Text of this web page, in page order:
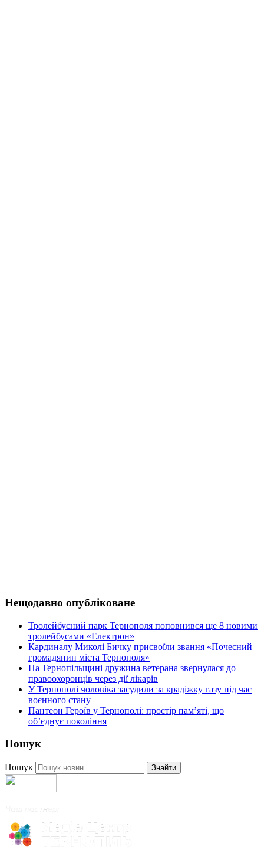
Нещодавно опубліковане
Тролейбусний парк Тернополя поповнився ще 8 новими
тролейбусами «Електрон»
Кардиналу Миколі Бичку присвоїли звання «Почесний
громадянин міста Тернополя»
На Тернопільщині дружина ветерана звернулася до
правоохоронців через дії лікарів
У Тернополі чоловіка засудили за крадіжку газу під час
воєнного стану
Пантеон Героїв у Тернополі: простір пам’яті, що
об’єднує покоління
Пошук
Пошук Знайти